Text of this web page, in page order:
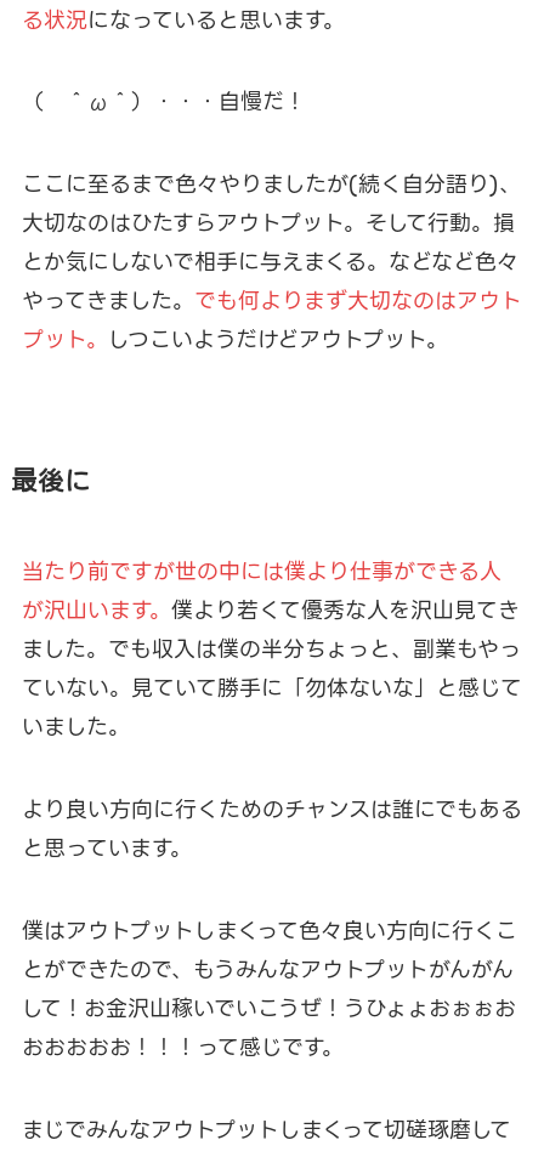
る状況になっていると思います。
（ ＾ω＾）・・・自慢だ！
ここに至るまで色々やりましたが(続く自分語り)、
大切なのはひたすらアウトプット。そして行動。損
とか気にしないで相手に与えまくる。などなど色々
やってきました。 でも何よりまず大切なのはアウト
プット。 しつこいようだけどアウトプット。
最後に
当たり前ですが世の中には僕より仕事ができる人
が沢山います。 僕より若くて優秀な人を沢山見てき
ました。でも収入は僕の半分ちょっと、副業もやっ
ていない。見ていて勝手に「勿体ないな」と感じて
いました。
より良い方向に行くためのチャンスは誰にでもある
と思っています。
僕はアウトプットしまくって色々良い方向に行くこ
とができたので、もうみんなアウトプットがんがん
して！お金沢山稼いでいこうぜ！うひょょおぉぉお
おおおおお！！！って感じです。
まじでみんなアウトプットしまくって切磋琢磨して